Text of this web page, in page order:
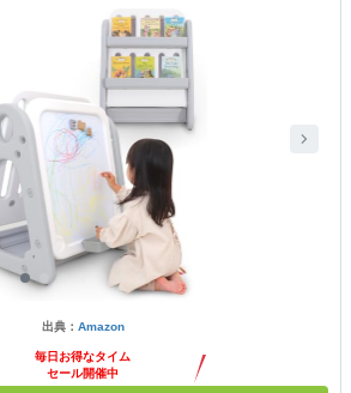
出典： Amazon
毎日お得なタイム
セール開催中